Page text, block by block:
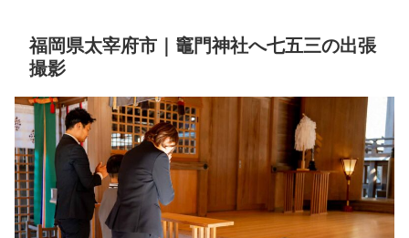
福岡県太宰府市｜竈門神社へ七五三の出張
撮影